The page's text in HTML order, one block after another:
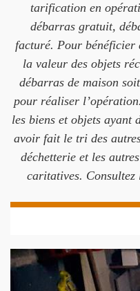
tarification en
débarras gratuit,
facturé. Pour
la valeur des objets
débarras de maison
pour réaliser
les biens et objets ayant
avoir fait le tri des
déchetterie et les
caritatives. Consultez